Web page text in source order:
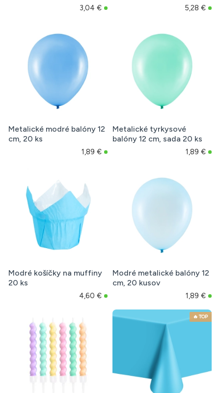
3,04 € 5,28 €
Metalické modré balóny 12
cm, 20 ks
1,89 €
Metalické tyrkysové
balóny 12 cm, sada 20 ks
1,89 €
Modré košíčky na muffiny
20 ks
4,60 €
Modré metalické balóny 12
cm, 20 kusov
1,89 €
🔥 TOP